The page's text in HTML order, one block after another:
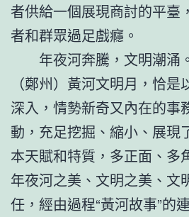
者供給一個展現商討的平臺
者和群眾過足戲癮。
年夜河奔騰，文明潮涌
（鄭州）黃河文明月，恰
深入，情勢新奇又內在的事
動，充足挖掘、縮小、展現
本天賦和特質，多正面、多
年夜河之美、文明之美、文
任，經由過程“黃河故事”的